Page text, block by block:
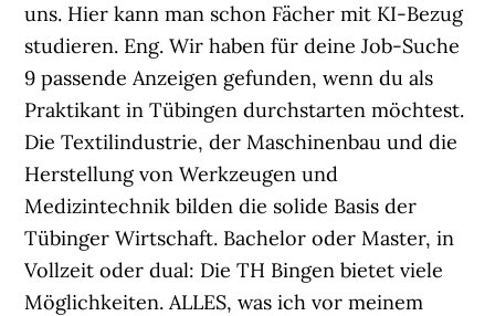
uns. Hier kann man schon Fächer mit KI-Bezug
studieren. Eng. Wir haben für deine Job-Suche
9 passende Anzeigen gefunden, wenn du als
Praktikant in Tübingen durchstarten möchtest.
Die Textilindustrie, der Maschinenbau und die
Herstellung von Werkzeugen und
Medizintechnik bilden die solide Basis der
Tübinger Wirtschaft. Bachelor oder Master, in
Vollzeit oder dual: Die TH Bingen bietet viele
Möglichkeiten. ALLES, was ich vor meinem